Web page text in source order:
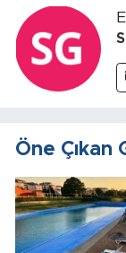
Öne Çıkan